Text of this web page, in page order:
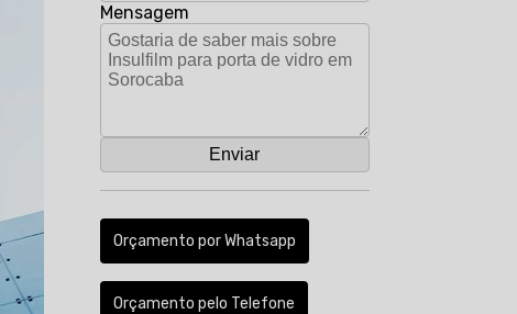
Mensagem
Orçamento por Whatsapp
Orçamento pelo Telefone